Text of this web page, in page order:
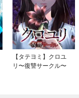
【タテヨミ】クロユ
リ〜復讐サークル〜